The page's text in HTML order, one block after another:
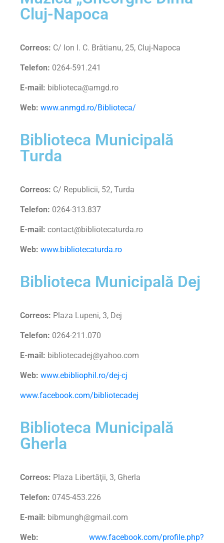
Cluj-Napoca
Correos: C/ Ion I. C. Brătianu, 25, Cluj-Napoca
Telefon: 0264-591.241
E-mail: biblioteca@amgd.ro
Web: www.anmgd.ro/Biblioteca/
Biblioteca Municipală
Turda
Correos: C/ Republicii, 52, Turda
Telefon: 0264-313.837
E-mail: contact@bibliotecaturda.ro
Web: www.bibliotecaturda.ro
Biblioteca Municipală Dej
Correos: Plaza Lupeni, 3, Dej
Telefon: 0264-211.070
E-mail: bibliotecadej@yahoo.com
Web: www.ebibliophil.ro/dej-cj
www.facebook.com/bibliotecadej
Biblioteca Municipală
Gherla
Correos: Plaza Libertăţii, 3, Gherla
Telefon: 0745-453.226
E-mail: bibmungh@gmail.com
Web:
www.facebook.com/profile.php?